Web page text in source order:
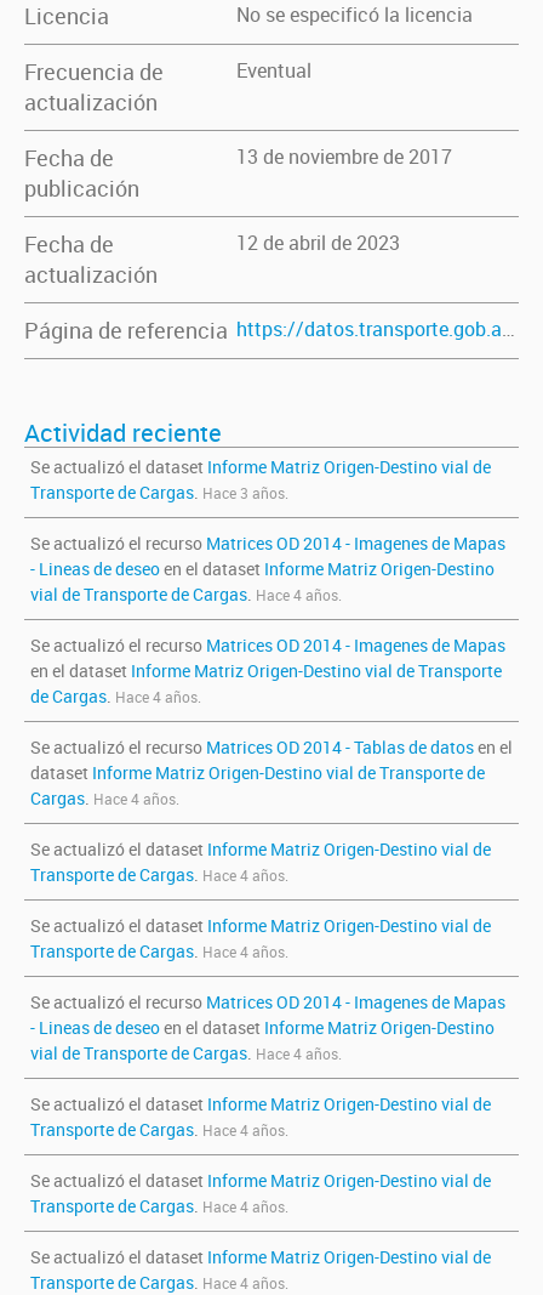
Licencia No se especificó la licencia
Frecuencia de
actualización
Eventual
Fecha de
publicación
13 de noviembre de 2017
Fecha de
actualización
12 de abril de 2023
Página de referencia https://datos.transporte.gob.ar/dataset/informe-matriz-origen-destino-vial-de-transporte-de-cargas
Actividad reciente
Se actualizó el dataset Informe Matriz Origen-Destino vial de
Transporte de Cargas. Hace 3 años.
Se actualizó el recurso Matrices OD 2014 - Imagenes de Mapas
- Lineas de deseoen el dataset Informe Matriz Origen-Destino
vial de Transporte de Cargas. Hace 4 años.
Se actualizó el recurso Matrices OD 2014 - Imagenes de Mapas
en el dataset Informe Matriz Origen-Destino vial de Transporte
de Cargas. Hace 4 años.
Se actualizó el recurso Matrices OD 2014 - Tablas de datosen el
dataset Informe Matriz Origen-Destino vial de Transporte de
Cargas. Hace 4 años.
Se actualizó el dataset Informe Matriz Origen-Destino vial de
Transporte de Cargas. Hace 4 años.
Se actualizó el dataset Informe Matriz Origen-Destino vial de
Transporte de Cargas. Hace 4 años.
Se actualizó el recurso Matrices OD 2014 - Imagenes de Mapas
- Lineas de deseoen el dataset Informe Matriz Origen-Destino
vial de Transporte de Cargas. Hace 4 años.
Se actualizó el dataset Informe Matriz Origen-Destino vial de
Transporte de Cargas. Hace 4 años.
Se actualizó el dataset Informe Matriz Origen-Destino vial de
Transporte de Cargas. Hace 4 años.
Se actualizó el dataset Informe Matriz Origen-Destino vial de
Transporte de Cargas. Hace 4 años.